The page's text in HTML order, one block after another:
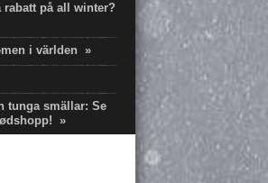
rabatt på all winter?
i världen »
tunga smällar: Se
»